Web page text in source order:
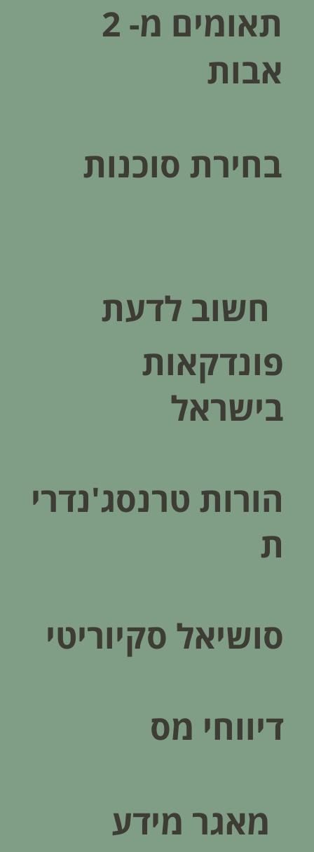
תאומים מ- 2
אבות
בחירת סוכנות
חשוב לדעת
פונדקאות
בישראל
הורות טרנסג'נדרי
ת
סושיאל סקיוריטי
דיווחי מס
מאגר מידע